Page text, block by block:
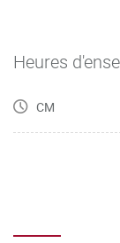
Heures
CM